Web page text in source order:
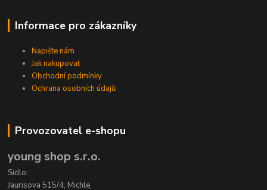
Informace pro zákazníky
Napište nám
Jak nakupovat
Obchodní podmínky
Ochrana osobních údajů
Provozovatel e-shopu
young shop s.r.o.
Sídlo:
Jaurisova 515/4, Michle,